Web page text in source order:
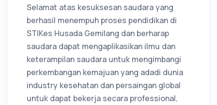
Selamat atas kesuksesan saudara yang
berhasil menempuh proses pendidikan di
STIKes Husada Gemilang dan berharap
saudara dapat mengaplikasikan ilmu dan
keterampilan saudara untuk mengimbangi
perkembangan kemajuan yang adadi dunia
industry kesehatan dan persaingan global
untuk dapat bekerja secara professional,